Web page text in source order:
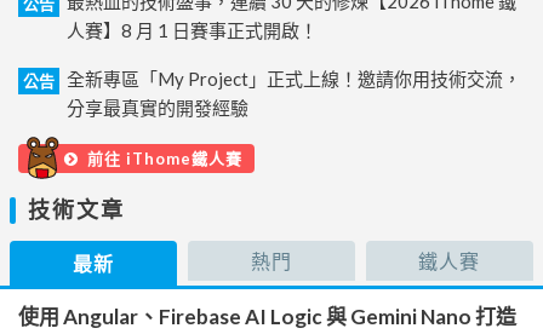
人賽】8 月 1 日賽事正式開啟！
公告
全新專區「My Project」正式上線！邀請你用技術交流，
分享最真實的開發經驗
前往 iThome鐵人賽
技術文章
最新 熱門 鐵人賽
使用 Angular、Firebase AI Logic 與 Gemini Nano 打造